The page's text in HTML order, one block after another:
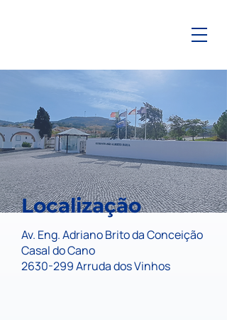
Localização
Av. Eng. Adriano Brito da Conceição
Casal do Cano
2630-299Arruda dos Vinhos